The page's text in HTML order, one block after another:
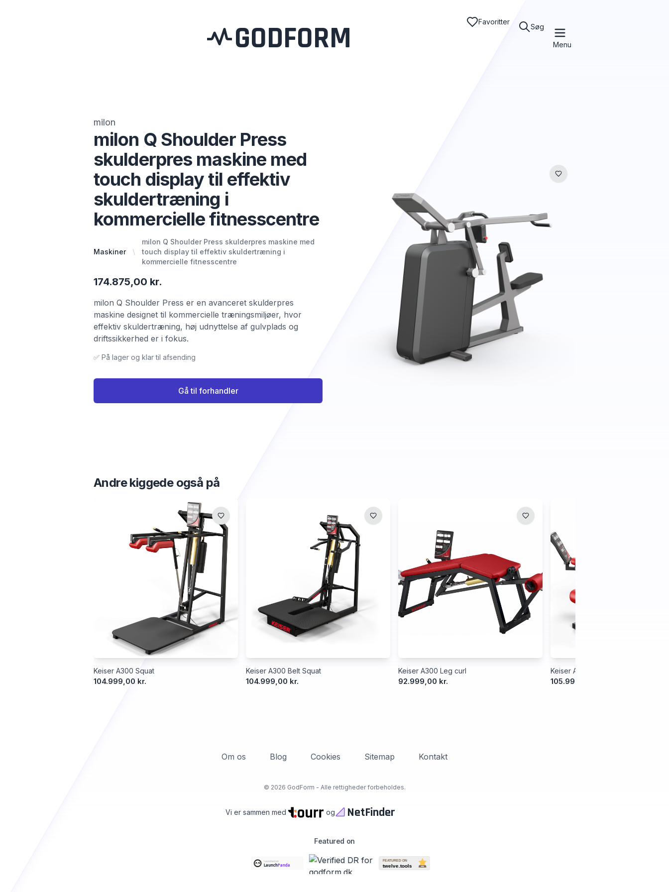
GODFORM Favoritter
Søg
Menu
milon
milon Q Shoulder Press
skulderpres maskine med
touch display til effektiv
skuldertræning i
kommercielle fitnesscentre
Maskiner
milon Q Shoulder Press skulderpres maskine med
touch display til effektiv skuldertræning i
kommercielle fitnesscentre
174.875,00 kr.
milon Q Shoulder Press er en avanceret skulderpres
maskine designet til kommercielle træningsmiljøer, hvor
effektiv skuldertræning, høj udnyttelse af gulvplads og
driftssikkerhed er i fokus.
✅ På lager og klar til afsending
Gå til forhandler
Andre kiggede også på
Keiser A300 Squat
104.999,00 kr.
Keiser A300 Belt Squat
104.999,00 kr.
Keiser A300 Leg curl
92.999,00 kr.
Keiser Air300 Leg Extension
105.999,00 kr.
Om os Blog Cookies Sitemap Kontakt
© 2026 GodForm - Alle rettigheder forbeholdes.
Vi er sammen med og NetFinder
Featured on